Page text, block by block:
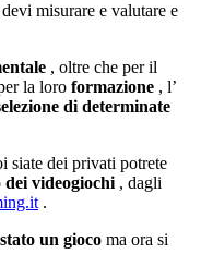
misurare e valutare e
, oltre che per il
la loro formazione , l’
di determinate
siate dei privati ​​potrete
videogiochi , dagli
.
un gioco ma ora si